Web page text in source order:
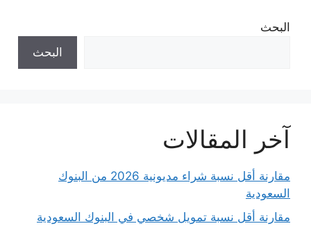
البحث
البحث
آخر المقالات
مقارنة أقل نسبة شراء مديونية 2026 من البنوك
السعودية
مقارنة أقل نسبة تمويل شخصي في البنوك السعودية